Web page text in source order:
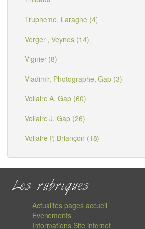
Trupheme, Laragne (4)
Verger , Veynes (14)
Vignier (8)
Vladimir, Photographe, Gap (3)
Vollaire A, Gap (60)
Vollaire J, Gap (26)
Vollaire P, Briançon (18)
Les rubriques
Actualités pages accueil
Evenements
Informations Site internet